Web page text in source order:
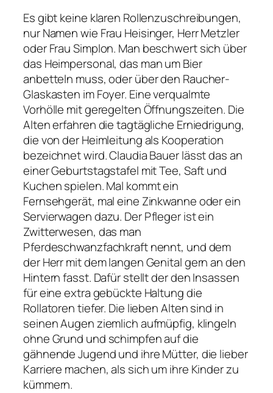
Es gibt keine klaren Rollenzuschreibungen,
nur Namen wie Frau Heisinger, Herr Metzler
oder Frau Simplon. Man beschwert sich über
das Heimpersonal, das man um Bier
anbetteln muss, oder über den Raucher-
Glaskasten im Foyer. Eine verqualmte
Vorhölle mit geregelten Öffnungszeiten. Die
Alten erfahren die tagtägliche Erniedrigung,
die von der Heimleitung als Kooperation
bezeichnet wird. Claudia Bauer lässt das an
einer Geburtstagstafel mit Tee, Saft und
Kuchen spielen. Mal kommt ein
Fernsehgerät, mal eine Zinkwanne oder ein
Servierwagen dazu. Der Pfleger ist ein
Zwitterwesen, das man
Pferdeschwanzfachkraft nennt, und dem
der Herr mit dem langen Genital gern an den
Hintern fasst. Dafür stellt der den Insassen
für eine extra gebückte Haltung die
Rollatoren tiefer. Die lieben Alten sind in
seinen Augen ziemlich aufmüpfig, klingeln
ohne Grund und schimpfen auf die
gähnende Jugend und ihre Mütter, die lieber
Karriere machen, als sich um ihre Kinder zu
kümmern.